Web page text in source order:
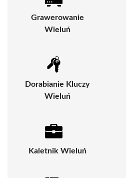
Grawerowanie
Wieluń
Dorabianie Kluczy
Wieluń
Kaletnik Wieluń